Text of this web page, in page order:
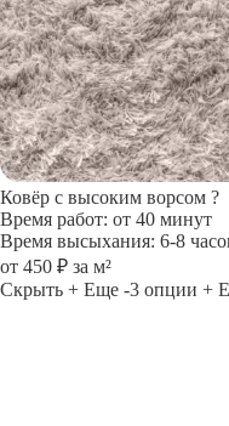
Ковёр с высоким ворсом ?
Время работ: от 40 минут
Время высыхания: 6-8
от 450 ₽ за м²
Скрыть + Еще -3 опции +